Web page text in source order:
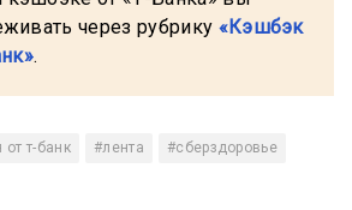
через рубрику «Кэшбэк
.
т-банк #лента
#сберздоровье